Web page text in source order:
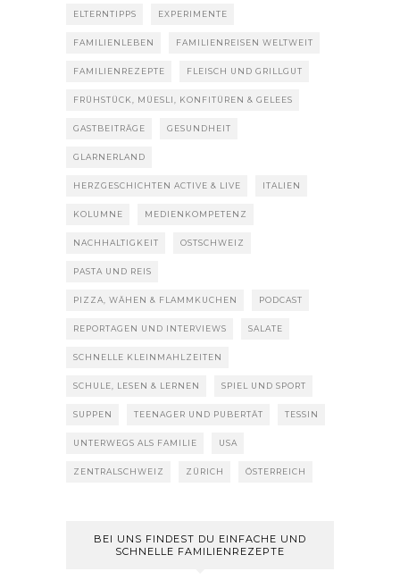
ELTERNTIPPS EXPERIMENTE
FAMILIENLEBEN FAMILIENREISEN WELTWEIT
FAMILIENREZEPTE FLEISCH UND GRILLGUT
FRÜHSTÜCK, MÜESLI, KONFITÜREN & GELEES
GASTBEITRÄGE GESUNDHEIT
GLARNERLAND
HERZGESCHICHTEN ACTIVE & LIVE ITALIEN
KOLUMNE MEDIENKOMPETENZ
NACHHALTIGKEIT OSTSCHWEIZ
PASTA UND REIS
PIZZA, WÄHEN & FLAMMKUCHEN PODCAST
REPORTAGEN UND INTERVIEWS SALATE
SCHNELLE KLEINMAHLZEITEN
SCHULE, LESEN & LERNEN SPIEL UND SPORT
SUPPEN TEENAGER UND PUBERTÄT TESSIN
UNTERWEGS ALS FAMILIE USA
ZENTRALSCHWEIZ ZÜRICH ÖSTERREICH
BEI UNS FINDEST DU EINFACHE UND
SCHNELLE FAMILIENREZEPTE